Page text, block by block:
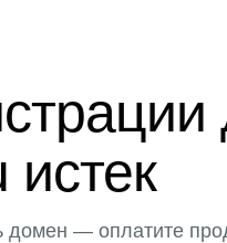
домен — оплатите